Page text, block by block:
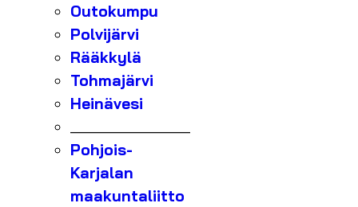
Outokumpu
Polvijärvi
Rääkkylä
Tohmajärvi
Heinävesi
Pohjois-
Karjalan
maakuntaliitto